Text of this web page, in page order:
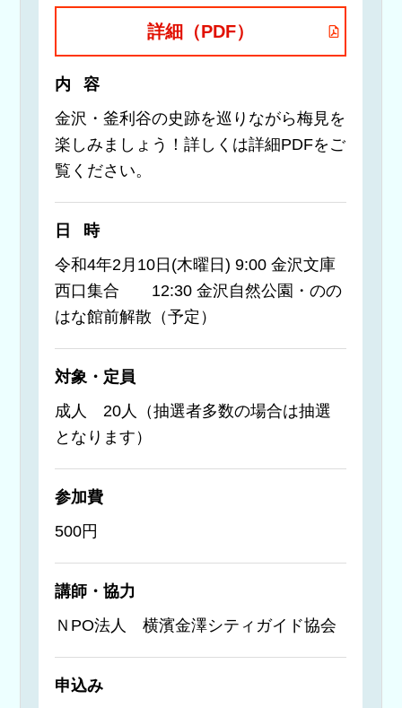
詳細（PDF）
内容
金沢・釜利谷の史跡を巡りながら梅見を
楽しみましょう！詳しくは詳細PDFをご
覧ください。
日時
令和4年2月10日(木曜日) 9:00 金沢文庫
西口集合 12:30 金沢自然公園・のの
はな館前解散（予定）
対象・定員
成人 20人（抽選者多数の場合は抽選
となります）
参加費
500円
講師・協力
ＮPO法人 横濱金澤シティガイド協会
申込み